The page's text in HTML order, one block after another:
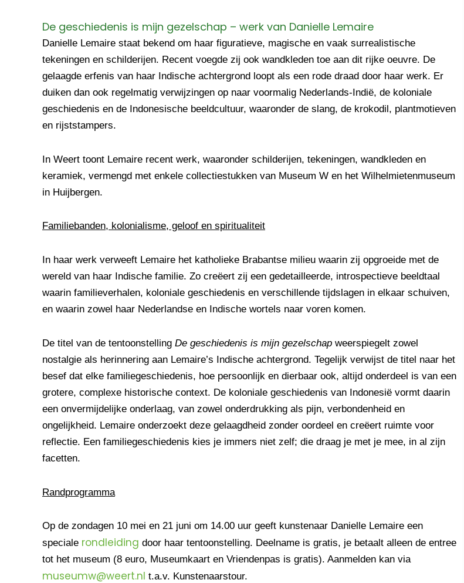
De geschiedenis is mijn gezelschap – werk van Danielle Lemaire
Danielle Lemaire staat bekend om haar figuratieve, magische en vaak surrealistische
tekeningen en schilderijen. Recent voegde zij ook wandkleden toe aan dit rijke oeuvre. De
gelaagde erfenis van haar Indische achtergrond loopt als een rode draad door haar werk. Er
duiken dan ook regelmatig verwijzingen op naar voormalig Nederlands-Indië, de koloniale
geschiedenis en de Indonesische beeldcultuur, waaronder de slang, de krokodil, plantmotieven
en rijststampers.
In Weert toont Lemaire recent werk, waaronder schilderijen, tekeningen, wandkleden en
keramiek, vermengd met enkele collectiestukken van Museum W en het Wilhelmietenmuseum
in Huijbergen.
Familiebanden, kolonialisme, geloof en spiritualiteit
In haar werk verweeft Lemaire het katholieke Brabantse milieu waarin zij opgroeide met de
wereld van haar Indische familie. Zo creëert zij een gedetailleerde, introspectieve beeldtaal
waarin familieverhalen, koloniale geschiedenis en verschillende tijdslagen in elkaar schuiven,
en waarin zowel haar Nederlandse en Indische wortels naar voren komen.
De titel van de tentoonstelling De geschiedenis is mijn gezelschap weerspiegelt zowel
nostalgie als herinnering aan Lemaire’s Indische achtergrond. Tegelijk verwijst de titel naar het
besef dat elke familiegeschiedenis, hoe persoonlijk en dierbaar ook, altijd onderdeel is van een
grotere, complexe historische context. De koloniale geschiedenis van Indonesië vormt daarin
een onvermijdelijke onderlaag, van zowel onderdrukking als pijn, verbondenheid en
ongelijkheid. Lemaire onderzoekt deze gelaagdheid zonder oordeel en creëert ruimte voor
reflectie. Een familiegeschiedenis kies je immers niet zelf; die draag je met je mee, in al zijn
facetten.
Randprogramma
Op de zondagen 10 mei en 21 juni om 14.00 uur geeft kunstenaar Danielle Lemaire een
speciale rondleiding door haar tentoonstelling. Deelname is gratis, je betaalt alleen de entree
tot het museum (8 euro, Museumkaart en Vriendenpas is gratis). Aanmelden kan via
museumw@weert.nl t.a.v. Kunstenaarstour.